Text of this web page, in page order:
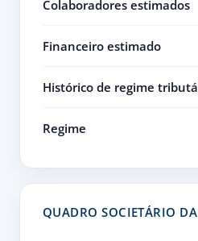
Colaboradores estimados
Financeiro estimado
Histórico de regime
Regime
QUADRO SOCIETÁRIO